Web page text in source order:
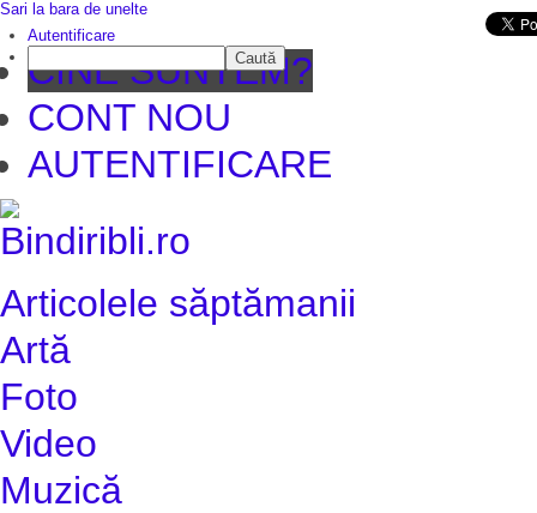
CINE SUNTEM?
CONT NOU
AUTENTIFICARE
Articolele săptămanii
Artă
Foto
Video
Muzică
Sari la bara de unelte
Autentificare
Caută